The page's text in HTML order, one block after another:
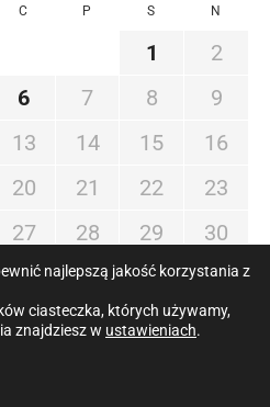
C P S N
1
2
6 7 8
9
13 14 15
16
20 21 22
23
27 28 29
30
najlepszą jakość korzystania z
ciasteczka, których używamy,
znajdziesz w ustawieniach.